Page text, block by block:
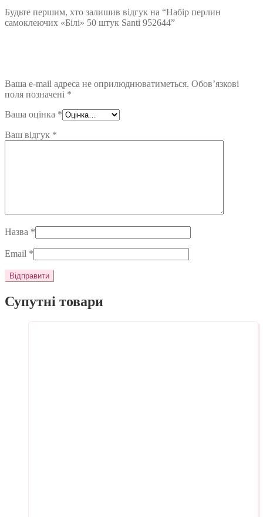
Будьте першим, хто залишив відгук на “Набір перлин
самоклеючих «Білі» 50 штук Santi 952644”
Ваша e-mail адреса не оприлюднюватиметься. Обов’язкові
поля позначені *
Ваша оцінка *
Ваш відгук *
Назва *
Email *
Супутні товари